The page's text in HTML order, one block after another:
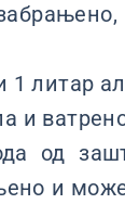
литар
и
од
и